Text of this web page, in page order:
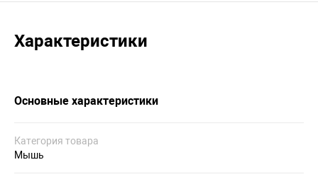
Характеристики
Основные характеристики
Категория товара
Мышь